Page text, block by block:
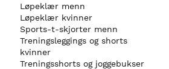
Løpeklær menn
Løpeklær kvinner
Sports-t-skjorter menn
Treningsleggings og shorts
kvinner
Treningsshorts og joggebukser